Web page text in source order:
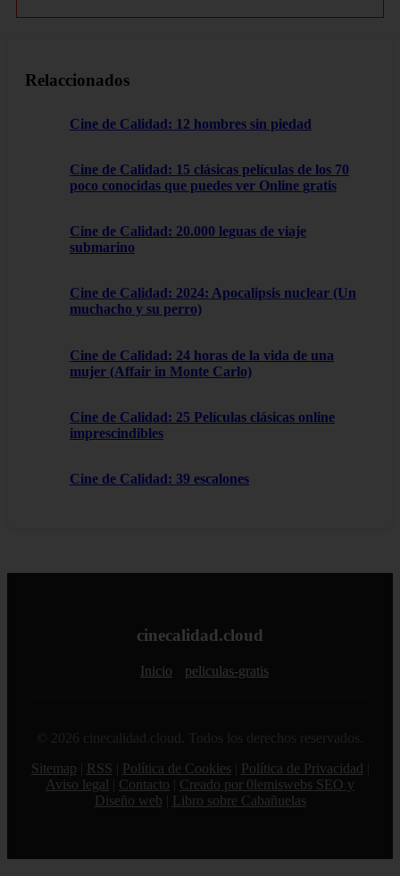
Relaccionados
Cine de Calidad: 12 hombres sin piedad
Cine de Calidad: 15 clásicas películas de los 70
poco conocidas que puedes ver Online gratis
Cine de Calidad: 20.000 leguas de viaje
submarino
Cine de Calidad: 2024: Apocalipsis nuclear (Un
muchacho y su perro)
Cine de Calidad: 24 horas de la vida de una
mujer (Affair in Monte Carlo)
Cine de Calidad: 25 Películas clásicas online
imprescindibles
Cine de Calidad: 39 escalones
cinecalidad.cloud
Inicio peliculas-gratis
© 2026 cinecalidad.cloud. Todos los derechos reservados.
Sitemap
RSS Política de Cookies Política de Privacidad
Aviso legal
Contacto
Creado por 0lemiswebs SEO y
Diseño web
Libro sobre Cabañuelas